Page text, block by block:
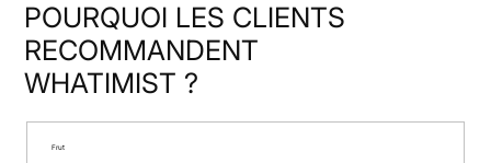
Frut
POURQUOI LES CLIENTS
RECOMMANDENT
WHATIMIST ?